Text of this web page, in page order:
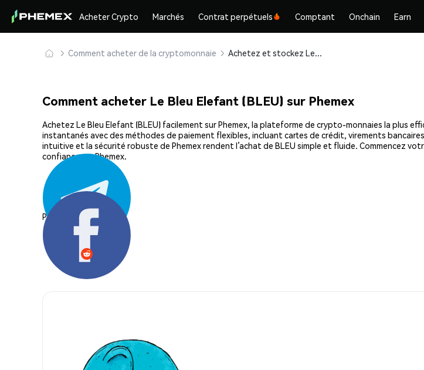
Acheter Crypto Marchés Contrat perpétuels Comptant Onchain Earn
Comment acheter de la cryptomonnaie Achetez et stockez Le Bleu Elefant (BLEU) en toute sécurité
Comment acheter Le Bleu Elefant (BLEU) sur Phemex
Achetez Le Bleu Elefant (BLEU) facilement sur Phemex, la plateforme de crypto-monnaies la plus
instantanés avec des méthodes de paiement flexibles, incluant cartes de crédit, virements
intuitive et la sécurité robuste de Phemex rendent l’achat de BLEU simple et fluide. Commencez
confiance sur Phemex.
Partager: